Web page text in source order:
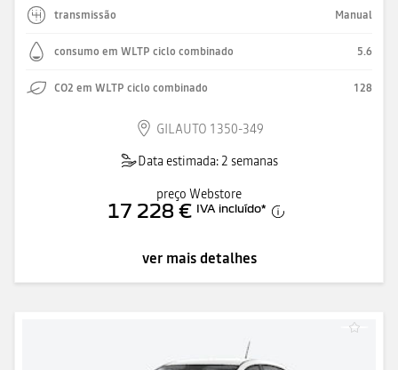
transmissão Manual
consumo em WLTP ciclo combinado 5.6
CO2 em WLTP ciclo combinado 128
GILAUTO 1350-349
Data estimada: 2 semanas
preço Webstore
17 228 € IVA incluído*
ver mais detalhes